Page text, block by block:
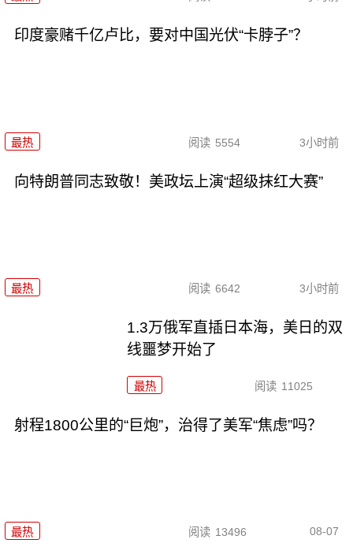
印度豪赌千亿卢比，要对中国光伏“卡脖子”？
最热 阅读 5554 3小时前
向特朗普同志致敬！美政坛上演“超级抹红大赛”
最热 阅读 6642 3小时前
1.3万俄军直插日本海，美日的双
线噩梦开始了
最热 阅读 11025
射程1800公里的“巨炮”，治得了美军“焦虑”吗？
最热 阅读 13496 08-07